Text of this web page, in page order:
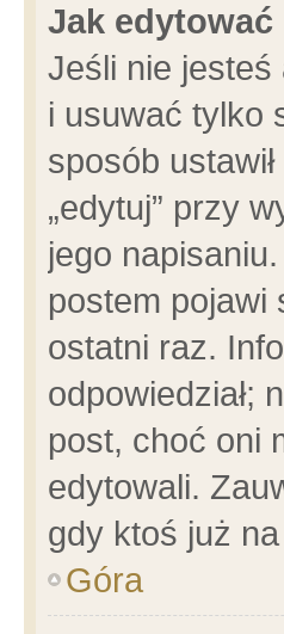
Jak
Jeśli nie
i usuwać tylko
sposób
„edytuj” przy
jego
postem pojawi
ostatni raz.
odpowiedział;
post, choć oni
edytowali.
gdy ktoś już
Góra